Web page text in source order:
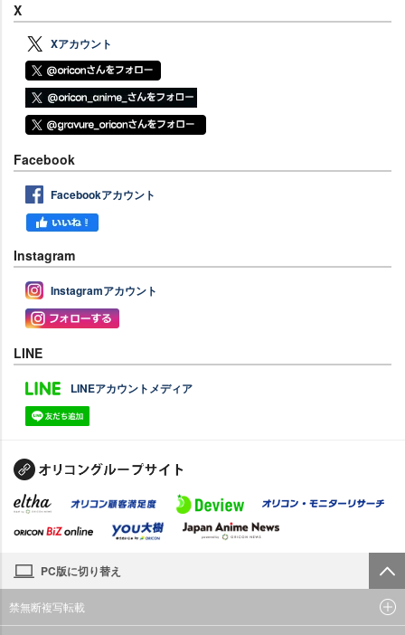
X
Xアカウント
Facebook
Facebookアカウント
Instagram
Instagramアカウント
LINE
LINEアカウントメディア
PC版に切り替え
禁無断複写転載